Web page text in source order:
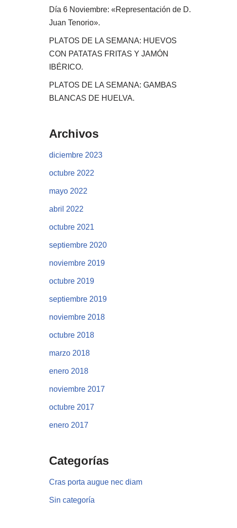
Día 6 Noviembre: «Representación de D.
Juan Tenorio».
PLATOS DE LA SEMANA: HUEVOS
CON PATATAS FRITAS Y JAMÓN
IBÉRICO.
PLATOS DE LA SEMANA: GAMBAS
BLANCAS DE HUELVA.
Archivos
diciembre 2023
octubre 2022
mayo 2022
abril 2022
octubre 2021
septiembre 2020
noviembre 2019
octubre 2019
septiembre 2019
noviembre 2018
octubre 2018
marzo 2018
enero 2018
noviembre 2017
octubre 2017
enero 2017
Categorías
Cras porta augue nec diam
Sin categoría